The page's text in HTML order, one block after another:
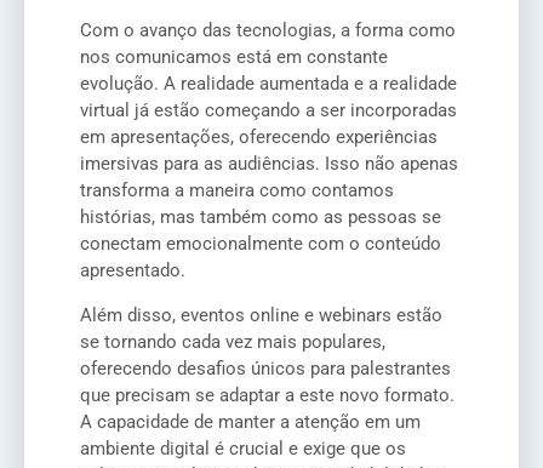
Com o avanço das tecnologias, a forma como
nos comunicamos está em constante
evolução. A realidade aumentada e a realidade
virtual já estão começando a ser incorporadas
em apresentações, oferecendo experiências
imersivas para as audiências. Isso não apenas
transforma a maneira como contamos
histórias, mas também como as pessoas se
conectam emocionalmente com o conteúdo
apresentado.
Além disso, eventos online e webinars estão
se tornando cada vez mais populares,
oferecendo desafios únicos para palestrantes
que precisam se adaptar a este novo formato.
A capacidade de manter a atenção em um
ambiente digital é crucial e exige que os